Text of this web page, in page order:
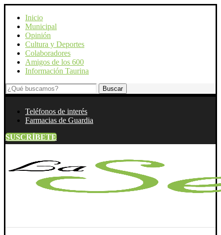
Inicio
Municipal
Opinión
Cultura y Deportes
Colaboradores
Amigos de los 600
Información Taurina
Teléfonos de interés
Farmacias de Guardia
SUSCRÍBETE